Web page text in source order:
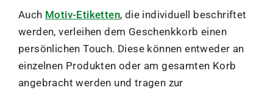
Auch Motiv-Etiketten, die individuell beschriftet
werden, verleihen dem Geschenkkorb einen
persönlichen Touch. Diese können entweder an
einzelnen Produkten oder am gesamten Korb
angebracht werden und tragen zur